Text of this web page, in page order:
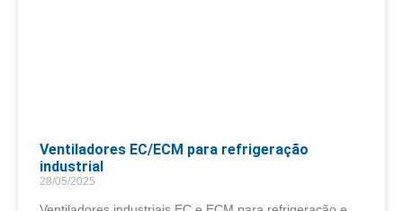
Ventiladores EC/ECM para refrigeração
industrial
28/05/2025